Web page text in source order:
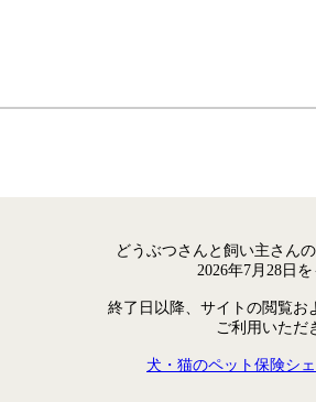
どうぶつさんと飼い主さん
2026年7月28日
終了日以降、サイトの閲覧お
ご利用いただ
犬・猫のペット保険シ